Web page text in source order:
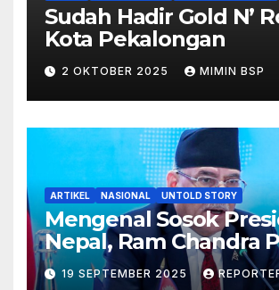
Sudah Hadir Gold N’
Kota Pekalongan
2 OKTOBER 2025 MIMIN BSP
ARTIKEL NASIONAL UNTOLD STORY
Mengenal Sosok
Nepal, Ram Chandra
19 SEPTEMBER 2025